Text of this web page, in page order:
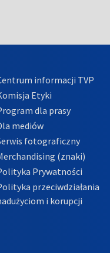
informacji TVP
Etyki
dla prasy
mediów
fotograficzny
(znaki)
Prywatności
przeciwdziałania
i korupcji